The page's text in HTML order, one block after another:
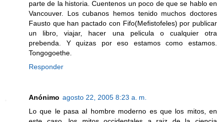
parte de la historia. Cuentenos un poco de que se hablo en
Vancouver. Los cubanos hemos tenido muchos doctores
Fausto que han pactado con Fifo(Mefistofeles) por publicar
un libro, viajar, hacer una pelicula o cualquier otra
prebenda. Y quizas por eso estamos como estamos.
Tongogoethe.
Responder
Anónimo agosto 22, 2005 8:23 a. m.
Lo que le pasa al hombre moderno es que los mitos, en